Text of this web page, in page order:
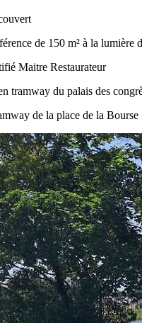
de 150 m² à la lumière
Maitre Restaurateur
tramway du palais des
de la place de la Bourse